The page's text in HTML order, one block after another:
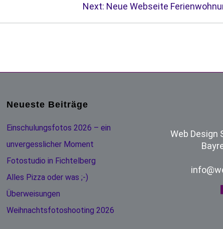
Next: Neue Webseite
Neueste Beiträge
Einschulungsfotos 2026 – ein
unvergesslicher Moment
Fotostudio in Fichtelberg
Alles Pizza oder was ;-)
Überweisungen
Weihnachtsfotoshooting 2026
Web Design